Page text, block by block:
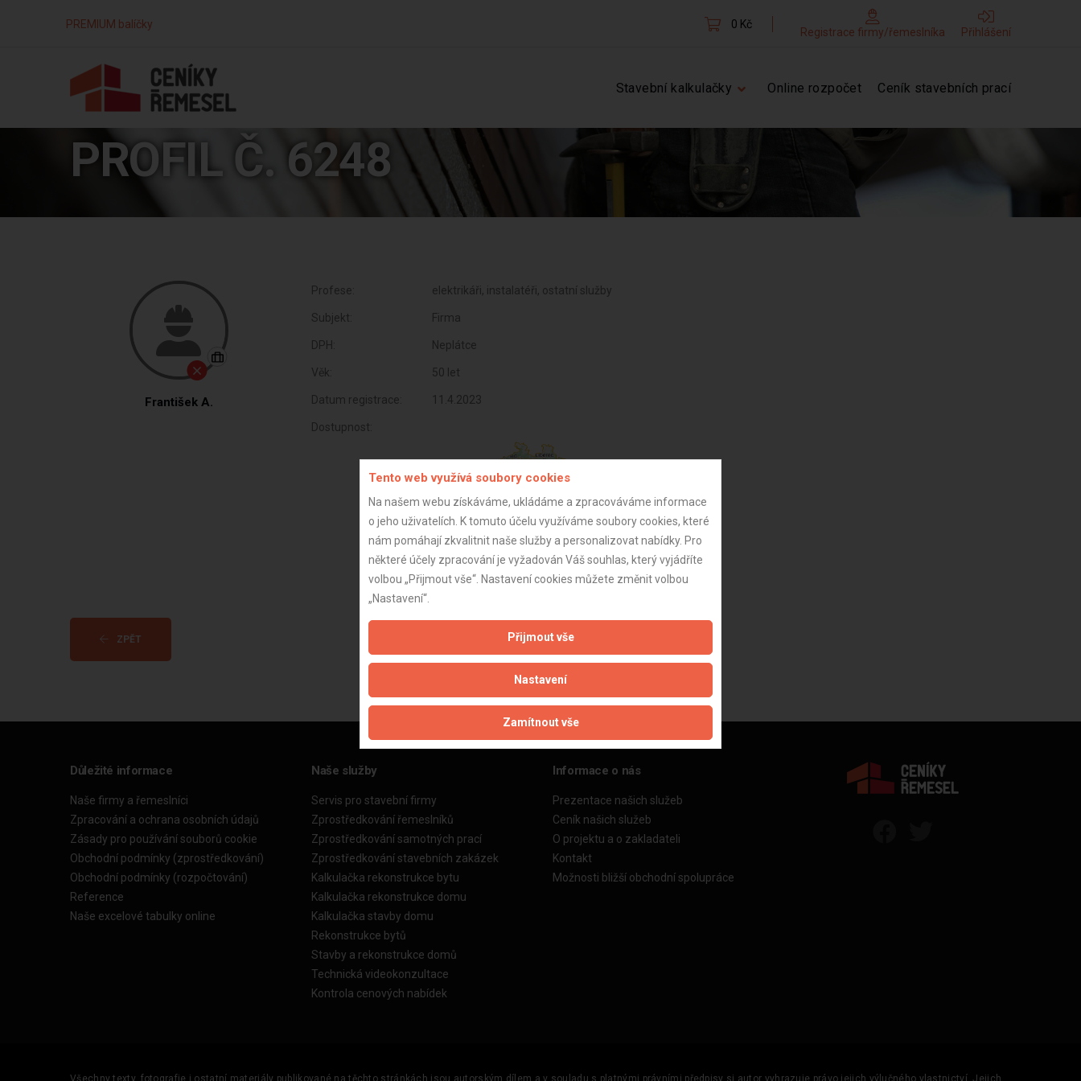
PREMIUM balíčky 0 Kč
Registrace firmy/řemeslníka Přihlášení
Stavební kalkulačky Online rozpočet Ceník stavebních prací
PROFIL Č. 6248
František A.
Profese: elektrikáři, instalatéři, ostatní služby
Subjekt: Firma
DPH: Neplátce
Věk: 50 let
Datum registrace: 11.4.2023
Dostupnost:
ZPĚT Aktualizováno z portálu ARES dne 05.01.2024 00:15:06
Důležité informace
Naše firmy a řemeslníci
Zpracování a ochrana osobních údajů
Zásady pro používání souborů cookie
Obchodní podmínky (zprostředkování)
Obchodní podmínky (rozpočtování)
Reference
Naše excelové tabulky online
Naše služby
Servis pro stavební firmy
Zprostředkování řemeslníků
Zprostředkování samotných prací
Zprostředkování stavebních zakázek
Kalkulačka rekonstrukce bytu
Kalkulačka rekonstrukce domu
Kalkulačka stavby domu
Rekonstrukce bytů
Stavby a rekonstrukce domů
Technická videokonzultace
Kontrola cenových nabídek
Informace o nás
Prezentace našich služeb
Ceník našich služeb
O projektu a o zakladateli
Kontakt
Možnosti bližší obchodní spolupráce
Všechny texty, fotografie i ostatní materiály publikované na těchto stránkách jsou autorským dílem a v souladu s platnými právními předpisy si autor vyhrazuje právo jejich výlučného vlastnictví. Jejich
Tento web využívá soubory cookies
Na našem webu získáváme, ukládáme a zpracováváme informace
o jeho uživatelích. K tomuto účelu využíváme soubory cookies, které
nám pomáhají zkvalitnit naše služby a personalizovat nabídky. Pro
některé účely zpracování je vyžadován Váš souhlas, který vyjádříte
volbou „Přijmout vše“. Nastavení cookies můžete změnit volbou
„Nastavení“.
Přijmout vše
Nastavení
Zamítnout vše